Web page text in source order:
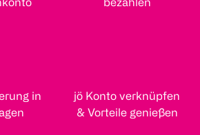
in
jö Konto verknüpfen
& Vorteile genießen